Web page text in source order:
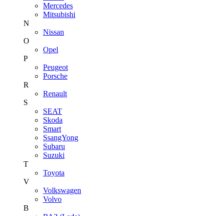
Mercedes
Mitsubishi
N
Nissan
O
Opel
P
Peugeot
Porsche
R
Renault
S
SEAT
Skoda
Smart
SsangYong
Subaru
Suzuki
T
Toyota
V
Volkswagen
Volvo
В